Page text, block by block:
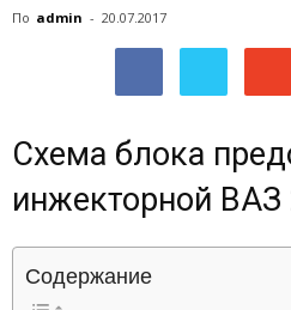
По admin - 20.07.2017
Схема блока
инжекторной ВАЗ
Содержание